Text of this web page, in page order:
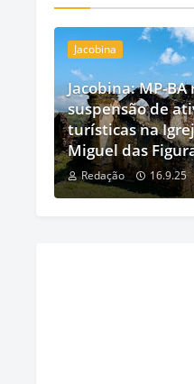
Jacobina
Jacobina: MP-
suspensão de
turísticas na
Miguel das
Redação 16.9.25